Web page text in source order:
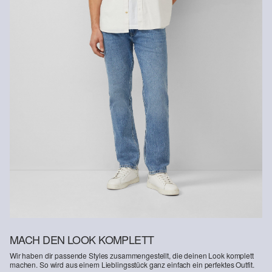
Gastkunden können ihre Artikel innerhalb von 14 Tagen nach
Erhalt der Ware an uns zurückschicken. Fashion Card und VIP
Kunden haben nach Erhalt der Ware 30 Tage Zeit, um ihre Artikel
Weitere Informationen sind unserer „Hilfe & FAQ
HIERonline anmelden.
MACH DEN LOOK KOMPLETT
Wir haben dir passende Styles zusammengestellt, die deinen Look komplett
machen. So wird aus einem Lieblingsstück ganz einfach ein perfektes Outfit.